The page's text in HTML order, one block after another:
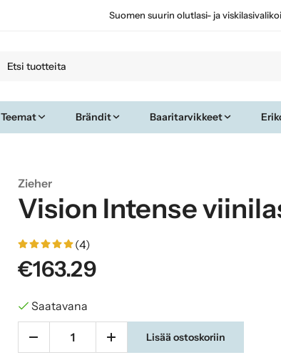
Suomen suurin olutlasi- ja
Teemat Brändit Baaritarvikkeet
Zieher
Vision Intense
(4)
€163.29
Saatavana
Lisää ostoskoriin